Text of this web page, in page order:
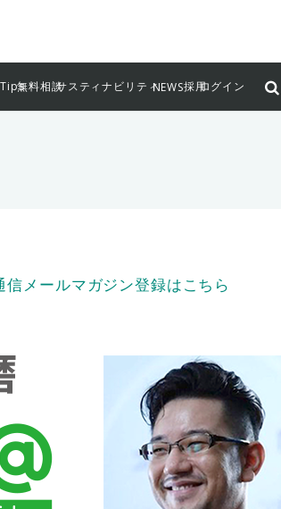
無料相談サスティナビリティNEWS採用ログイン
信メールマガジン登録はこちら